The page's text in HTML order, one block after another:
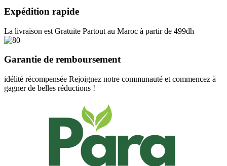
Expédition rapide
La livraison est Gratuite Partout au Maroc à partir de 499dh
Garantie de remboursement
idélité récompensée Rejoignez notre communauté et commencez à
gagner de belles réductions !